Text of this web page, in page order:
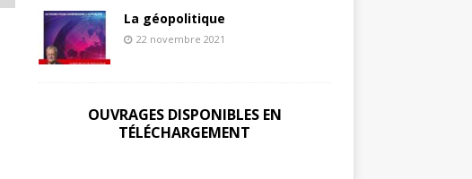
La géopolitique
22 novembre 2021
OUVRAGES DISPONIBLES EN
TÉLÉCHARGEMENT